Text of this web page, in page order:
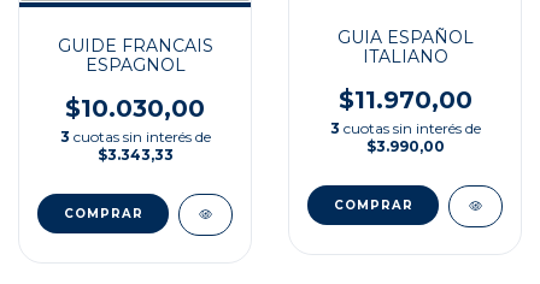
GUIDE FRANCAIS
ESPAGNOL
$10.030,00
3 cuotas sin interés de
$3.343,33
GUIA ESPAÑOL
ITALIANO
$11.970,00
3 cuotas sin interés de
$3.990,00